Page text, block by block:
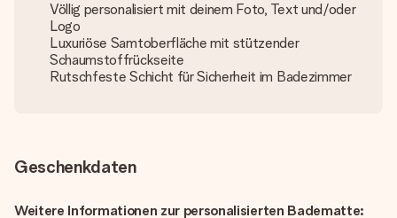
Völlig personalisiert mit deinem Foto, Text und/oder
Logo
Luxuriöse Samtoberfläche mit stützender
Schaumstoffrückseite
Rutschfeste Schicht für Sicherheit im Badezimmer
Geschenkdaten
Weitere Informationen zur personalisierten Badematte: